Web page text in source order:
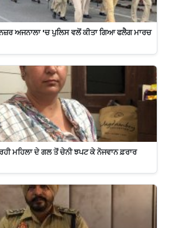
ਅਜਨਾਲਾ 'ਚ ਪੁਲਿਸ ਵਲੋਂ ਕੀਤਾ ਗਿਆ ਫਲੈਗ ਮਾਰਚ
ਮਹਿਲਾ ਦੇ ਗਲ ਤੋਂ ਚੇਨੀ ਝਪਟ ਕੇ ਨੋਜਵਾਨ ਫ਼ਰਾਰ